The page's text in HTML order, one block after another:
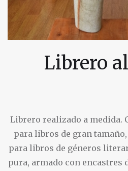
Librero
Librero realizado a medida.
para libros de gran
para libros de géneros
pura, armado con encastres